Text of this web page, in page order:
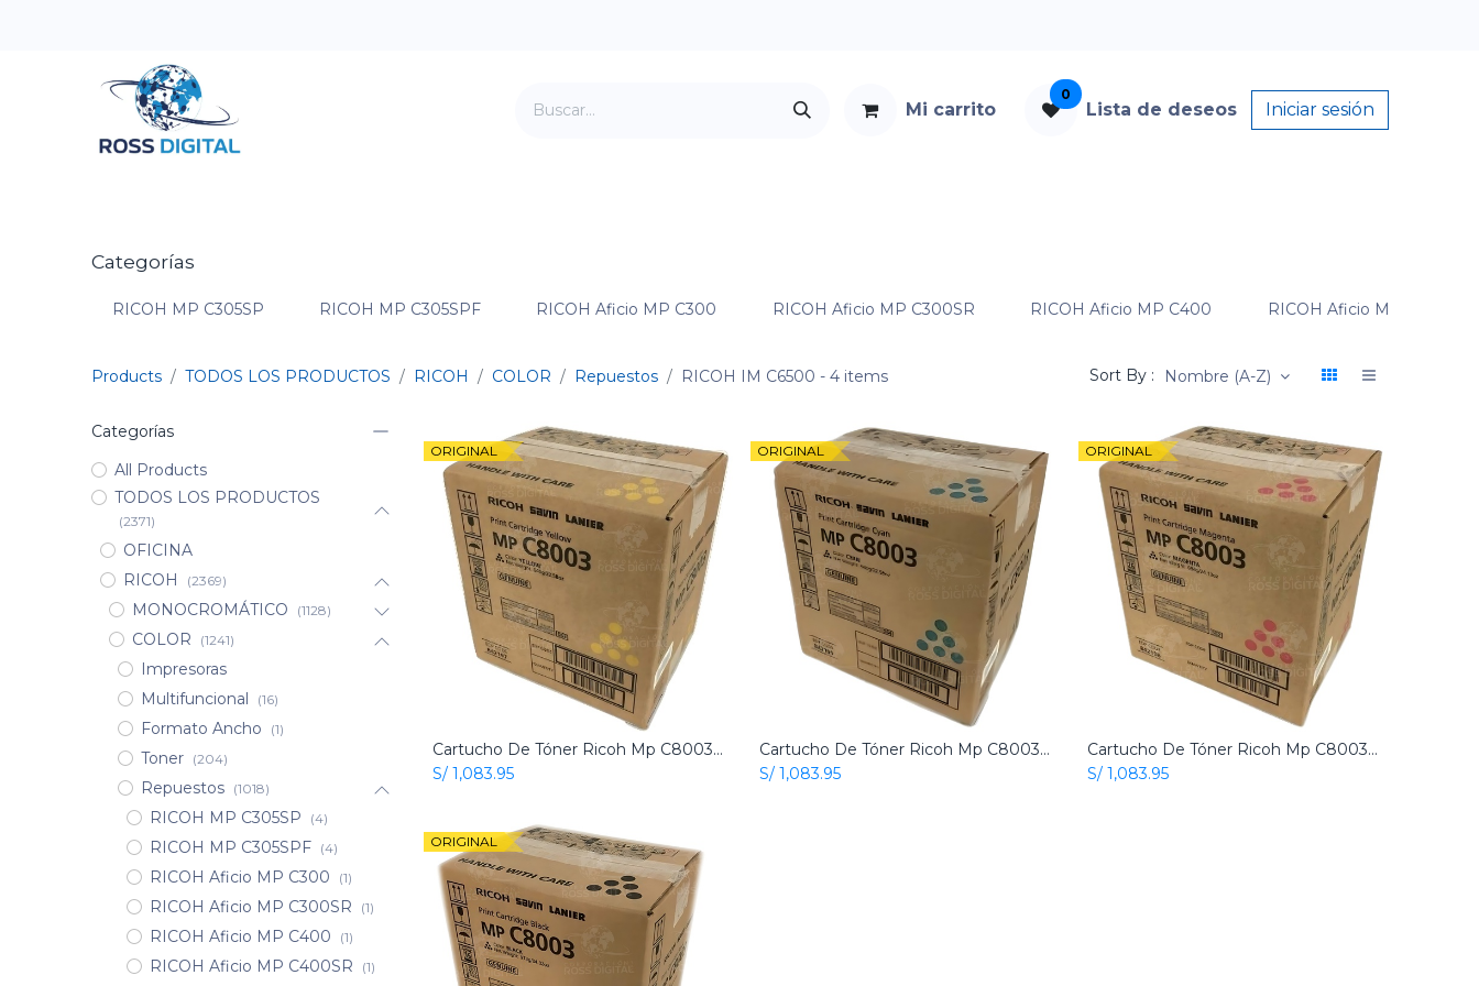
Mi carrito
0
Lista de deseos Iniciar sesión
Categorías
RICOH MP C305SP RICOH MP C305SPF RICOH Aficio MP C300 RICOH Aficio MP C300SR RICOH Aficio MP C400 RICOH Aficio MP C400SR
Products TODOS LOS PRODUCTOS RICOH COLOR Repuestos RICOH IM C6500 - 4 items Sort By : Nombre (A-Z)
Categorías
All Products
TODOS LOS PRODUCTOS
(2371)
OFICINA
RICOH
(2369)
MONOCROMÁTICO (1128)
COLOR (1241)
Impresoras
Multifuncional
(16)
Formato Ancho (1)
Toner (204)
Repuestos (1018)
RICOH MP C305SP (4)
RICOH MP C305SPF (4)
RICOH Aficio MP C300 (1)
RICOH Aficio MP C300SR (1)
RICOH Aficio MP C400 (1)
RICOH Aficio MP C400SR (1)
ORIGINAL
Add to Cart
Cartucho De Tóner Ricoh Mp C8003 Amarillo Original
S/ 1,083.95
ORIGINAL
Add to Cart
Cartucho De Tóner Ricoh Mp C8003 Cian Original
S/1,083.95
ORIGINAL
Add to Cart
Cartucho De Tóner Ricoh Mp C8003 Magenta Original
S/ 1,083.95
ORIGINAL